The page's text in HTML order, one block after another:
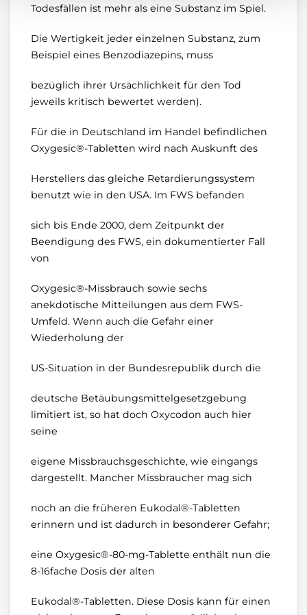
Todesfällen ist mehr als eine Substanz im Spiel.
Die Wertigkeit jeder einzelnen Substanz, zum
Beispiel eines Benzodiazepins, muss
bezüglich ihrer Ursächlichkeit für den Tod
jeweils kritisch bewertet werden).
Für die in Deutschland im Handel befindlichen
Oxygesic®-Tabletten wird nach Auskunft des
Herstellers das gleiche Retardierungssystem
benutzt wie in den USA. Im FWS befanden
sich bis Ende 2000, dem Zeitpunkt der
Beendigung des FWS, ein dokumentierter Fall
von
Oxygesic®-Missbrauch sowie sechs
anekdotische Mitteilungen aus dem FWS-
Umfeld. Wenn auch die Gefahr einer
Wiederholung der
US-Situation in der Bundesrepublik durch die
deutsche Betäubungsmittelgesetzgebung
limitiert ist, so hat doch Oxycodon auch hier
seine
eigene Missbrauchsgeschichte, wie eingangs
dargestellt. Mancher Missbraucher mag sich
noch an die früheren Eukodal®-Tabletten
erinnern und ist dadurch in besonderer Gefahr;
eine Oxygesic®-80-mg-Tablette enthält nun die
8-16fache Dosis der alten
Eukodal®-Tabletten. Diese Dosis kann für einen